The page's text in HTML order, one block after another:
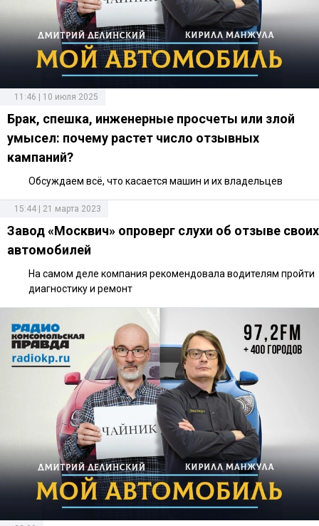
11:46 | 10 июля 2025
Брак, спешка, инженерные просчеты или злой
умысел: почему растет число отзывных
кампаний?
Обсуждаем всё, что касается машин и их владельцев
15:44 | 21 марта 2023
Завод «Москвич» опроверг слухи об отзыве своих
автомобилей
На самом деле компания рекомендовала водителям пройти
диагностику и ремонт